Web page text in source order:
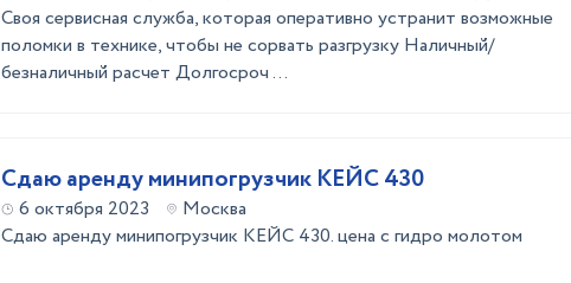
Своя сервисная служба, которая оперативно устранит возможные
поломки в технике, чтобы не сорвать разгрузку Наличный/
безналичный расчет Долгосроч ...
Сдаю аренду минипогрузчик КЕЙС 430
6 октября 2023
Москва
Сдаю аренду минипогрузчик КЕЙС 430. цена с гидро молотом